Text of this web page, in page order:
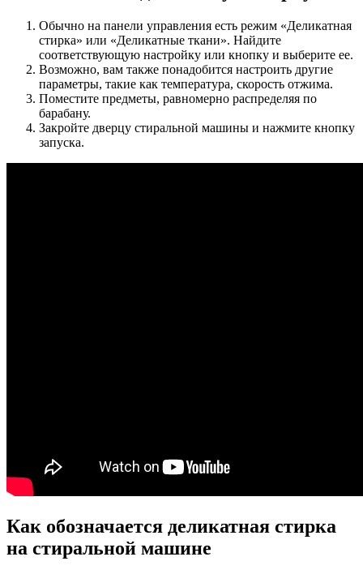
Обычно на панели управления есть режим «Деликатная
стирка» или «Деликатные ткани». Найдите
соответствующую настройку или кнопку и выберите ее.
Возможно, вам также понадобится настроить другие
параметры, такие как температура, скорость отжима.
Поместите предметы, равномерно распределяя по
барабану.
Закройте дверцу стиральной машины и нажмите кнопку
запуска.
Как обозначается деликатная стирка
на стиральной машине